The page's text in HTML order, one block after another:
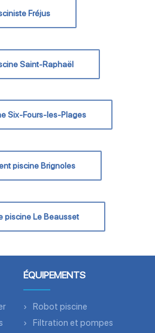
Fréjus
Saint-Raphaël
Six-Fours-les-Plages
piscine Brignoles
piscine Le Beausset
ÉQUIPEMENTS
Robot piscine
Filtration et pompes